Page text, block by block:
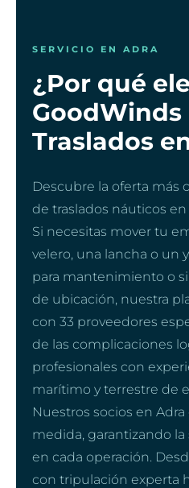
SERVICIO EN ADRA
¿Por qué
GoodWinds
Traslados
Descubre la oferta más
de traslados náuticos
Si necesitas mover tu
velero, una lancha o un
para mantenimiento o
de ubicación, nuestra
con 33 proveedores
de las complicaciones
profesionales con
marítimo y terrestre de
Nuestros socios en
medida, garantizando
en cada operación.
con tripulación experta